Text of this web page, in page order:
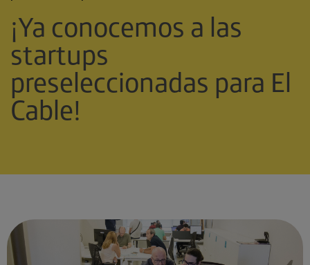
¡Ya conocemos a las
startups
preseleccionadas para El
Cable!